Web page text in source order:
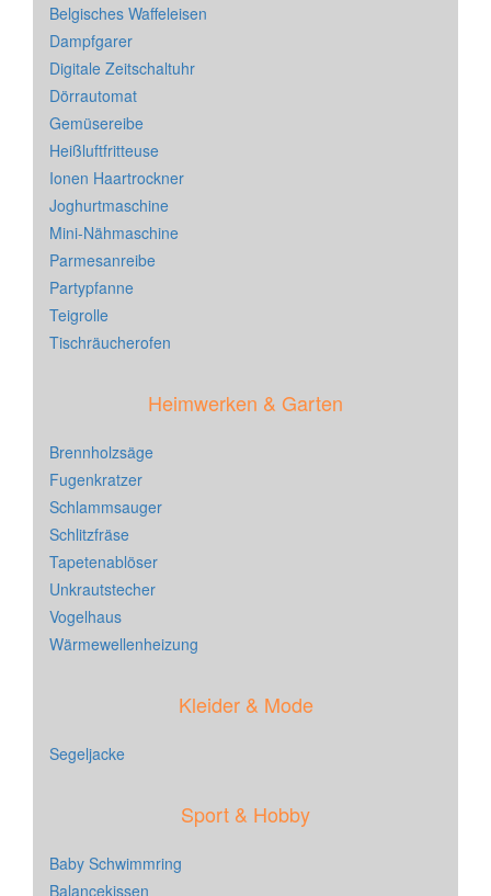
Belgisches Waffeleisen
Dampfgarer
Digitale Zeitschaltuhr
Dörrautomat
Gemüsereibe
Heißluftfritteuse
Ionen Haartrockner
Joghurtmaschine
Mini-Nähmaschine
Parmesanreibe
Partypfanne
Teigrolle
Tischräucherofen
Heimwerken & Garten
Brennholzsäge
Fugenkratzer
Schlammsauger
Schlitzfräse
Tapetenablöser
Unkrautstecher
Vogelhaus
Wärmewellenheizung
Kleider & Mode
Segeljacke
Sport & Hobby
Baby Schwimmring
Balancekissen